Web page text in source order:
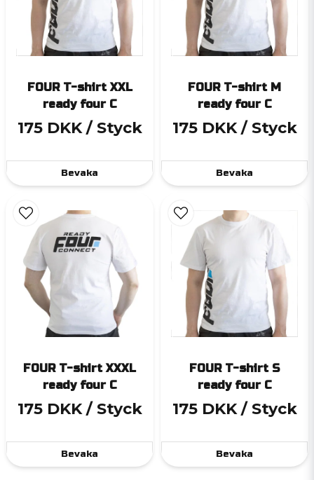
FOUR T-shirt XXL
ready four C
175 DKK / Styck
Bevaka
FOUR T-shirt M
ready four C
175 DKK / Styck
Bevaka
FOUR T-shirt XXXL
ready four C
175 DKK / Styck
Bevaka
FOUR T-shirt S
ready four C
175 DKK / Styck
Bevaka